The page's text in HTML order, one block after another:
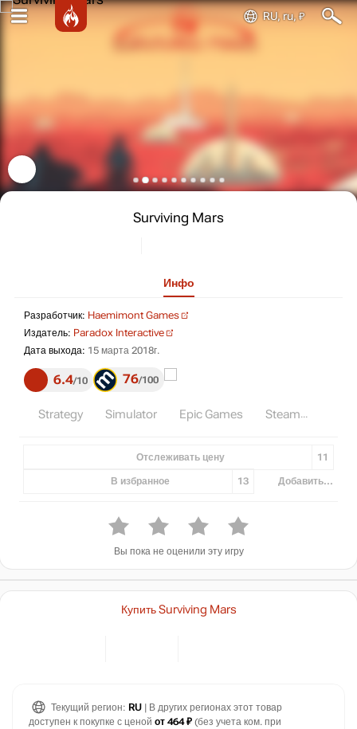
RU, ru, ₽
Surviving Mars
Инфо
Разработчик: Haemimont Games
Издатель: Paradox Interactive
Дата выхода: 15 марта 2018г.
6.4 10 76 100
Strategy Simulator Epic Games Steam
Отслеживать цену 11
В избранное 13 Добавить...
Вы пока не оценили эту игру
Купить Surviving Mars
Текущий регион: RU | В других регионах этот товар
доступен к покупке с ценой от 464 ₽ (без учета ком. при